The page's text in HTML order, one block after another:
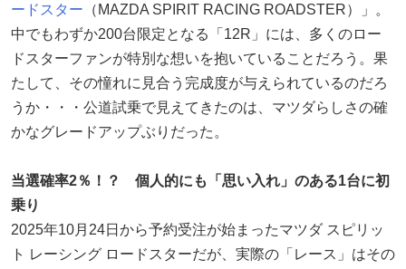
ードスター （MAZDA SPIRIT RACING ROADSTER）」。
中でもわずか200台限定となる「12R」には、多くのロー
ドスターファンが特別な想いを抱いていることだろう。果
たして、その憧れに見合う完成度が与えられているのだろ
うか・・・公道試乗で見えてきたのは、マツダらしさの確
かなグレードアップぶりだった。
当選確率2％！？ 個人的にも「思い入れ」のある1台に初
乗り
2025年10月24日から予約受注が始まったマツダ スピリッ
ト レーシング ロードスターだが、実際の「レース」はその